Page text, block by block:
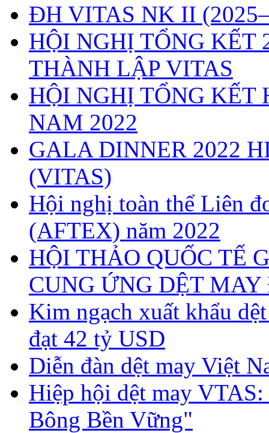
ĐH VITAS NK II
HỘI NGHỊ TỔNG
THÀNH LẬP VITAS
HỘI NGHỊ TỔNG KẾT
NAM 2022
GALA DINNER 2022
(VITAS)
Hội nghị toàn thể Liên
(AFTEX) năm 2022
HỘI THẢO QUỐC TẾ
CUNG ỨNG DỆT
Kim ngạch xuất khẩu
đạt 42 tỷ USD
Diễn đàn dệt may Việt
Hiệp hội dệt may
Bông Bền Vững"